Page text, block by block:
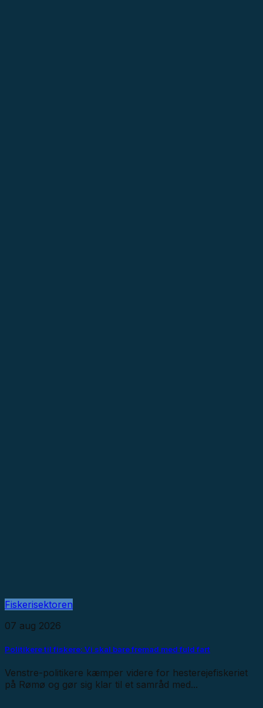
Fiskerisektoren
07 aug 2026
Politikere til fiskere: Vi skal bare fremad med fuld fart
Venstre-politikere kæmper videre for hesterejefiskeriet
på Rømø og gør sig klar til et samråd med...